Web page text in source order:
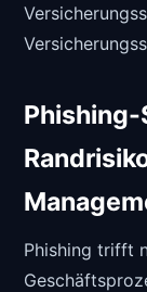
Phishing-
Phishing trifft